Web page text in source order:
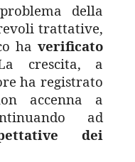
della
trattative,
haverificato
crescita, a
ha registrato
accenna a
ad
dei